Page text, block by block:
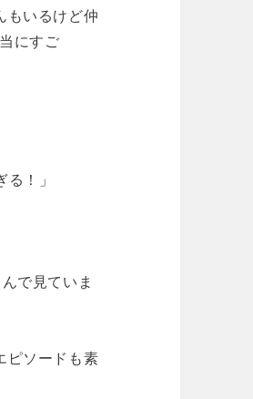
もいるけど仲
にすご
！」
で見ていま
ピソードも素